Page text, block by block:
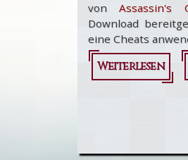
vonAssassin's
Download
eine Cheats
Weiterlesen